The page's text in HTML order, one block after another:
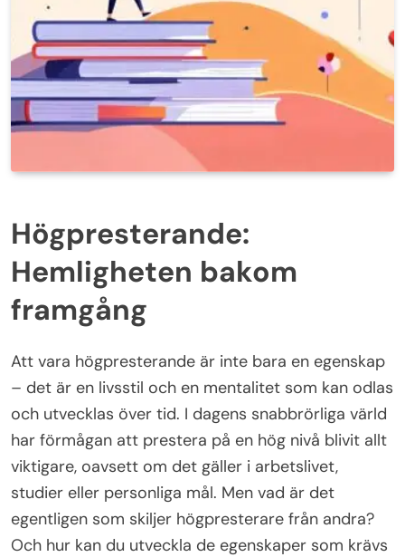
Högpresterande:
Hemligheten bakom
framgång
Att vara högpresterande är inte bara en egenskap
– det är en livsstil och en mentalitet som kan odlas
och utvecklas över tid. I dagens snabbrörliga värld
har förmågan att prestera på en hög nivå blivit allt
viktigare, oavsett om det gäller i arbetslivet,
studier eller personliga mål. Men vad är det
egentligen som skiljer högpresterare från andra?
Och hur kan du utveckla de egenskaper som krävs